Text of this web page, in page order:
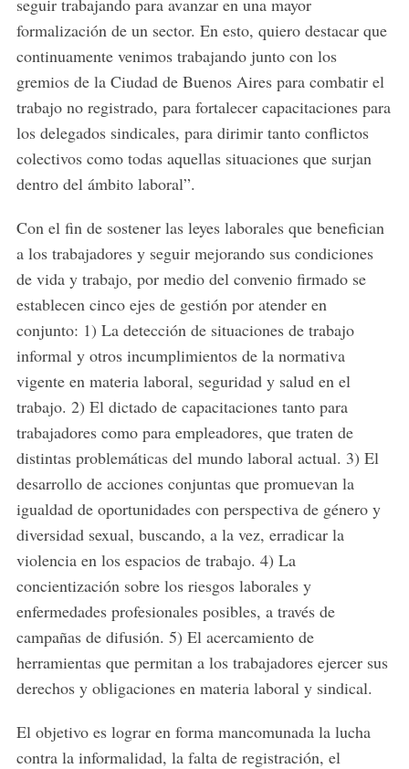
formalización de un sector. En esto, quiero destacar que
continuamente venimos trabajando junto con los
gremios de la Ciudad de Buenos Aires para combatir el
trabajo no registrado, para fortalecer capacitaciones para
los delegados sindicales, para dirimir tanto conflictos
colectivos como todas aquellas situaciones que surjan
dentro del ámbito laboral”.
Con el fin de sostener las leyes laborales que benefician
a los trabajadores y seguir mejorando sus condiciones
de vida y trabajo, por medio del convenio firmado se
establecen cinco ejes de gestión por atender en
conjunto: 1) La detección de situaciones de trabajo
informal y otros incumplimientos de la normativa
vigente en materia laboral, seguridad y salud en el
trabajo. 2) El dictado de capacitaciones tanto para
trabajadores como para empleadores, que traten de
distintas problemáticas del mundo laboral actual. 3) El
desarrollo de acciones conjuntas que promuevan la
igualdad de oportunidades con perspectiva de género y
diversidad sexual, buscando, a la vez, erradicar la
violencia en los espacios de trabajo. 4) La
concientización sobre los riesgos laborales y
enfermedades profesionales posibles, a través de
campañas de difusión. 5) El acercamiento de
herramientas que permitan a los trabajadores ejercer sus
derechos y obligaciones en materia laboral y sindical.
El objetivo es lograr en forma mancomunada la lucha
contra la informalidad, la falta de registración, el